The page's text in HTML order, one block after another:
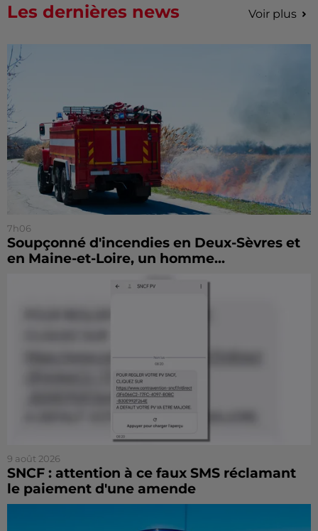
Les dernières news Voir plus
7h06
Soupçonné d'incendies en Deux-Sèvres et
en Maine-et-Loire, un homme...
9 août 2026
SNCF : attention à ce faux SMS réclamant
le paiement d'une amende